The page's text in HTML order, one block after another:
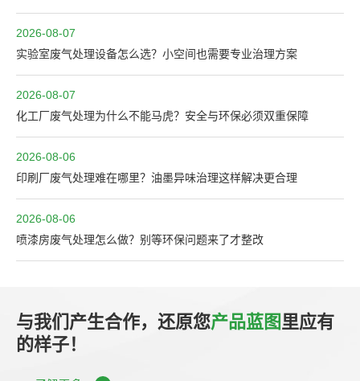
2026-08-07
实验室废气处理设备怎么选？小空间也需要专业治理方案
2026-08-07
化工厂废气处理为什么不能马虎？安全与环保必须双重保障
2026-08-06
印刷厂废气处理难在哪里？油墨异味治理这样解决更合理
2026-08-06
喷漆房废气处理怎么做？别等环保问题来了才整改
与我们产生合作，还原您产品蓝图里应有
的样子！